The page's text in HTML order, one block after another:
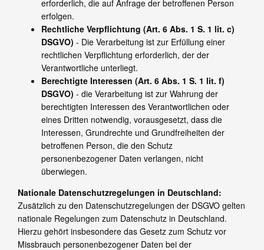
erforderlich, die auf Anfrage der betroffenen Person
erfolgen.
Rechtliche Verpflichtung (Art. 6 Abs. 1 S. 1 lit. c)
DSGVO) - Die Verarbeitung ist zur Erfüllung einer
rechtlichen Verpflichtung erforderlich, der der
Verantwortliche unterliegt.
Berechtigte Interessen (Art. 6 Abs. 1 S. 1 lit. f)
DSGVO) - die Verarbeitung ist zur Wahrung der
berechtigten Interessen des Verantwortlichen oder
eines Dritten notwendig, vorausgesetzt, dass die
Interessen, Grundrechte und Grundfreiheiten der
betroffenen Person, die den Schutz
personenbezogener Daten verlangen, nicht
überwiegen.
Nationale Datenschutzregelungen in Deutschland:
Zusätzlich zu den Datenschutzregelungen der DSGVO gelten
nationale Regelungen zum Datenschutz in Deutschland.
Hierzu gehört insbesondere das Gesetz zum Schutz vor
Missbrauch personenbezogener Daten bei der